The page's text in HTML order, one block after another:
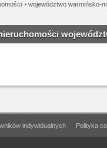
województwo warmińsko-
indywidualnych Polityka